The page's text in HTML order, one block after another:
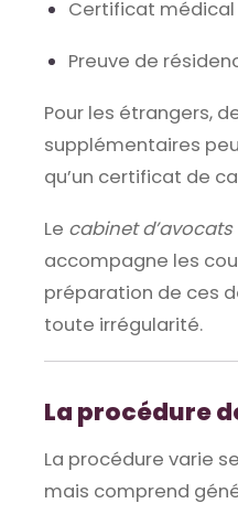
Certificat
Preuve de
Pour les étrangers,
supplémentaires
qu’un certificat de
Le cabinet
accompagne les
préparation de ces
toute irrégularité.
La procédure
La procédure varie
mais comprend